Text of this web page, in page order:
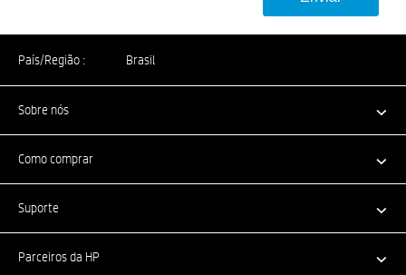
País/Região : Brasil
Sobre nós
Como comprar
Suporte
Parceiros da HP